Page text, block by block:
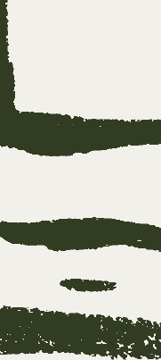
en de
en betekenis,
zelfregulatie. Ook.
werken
komt
reeks
in 33 vragen –